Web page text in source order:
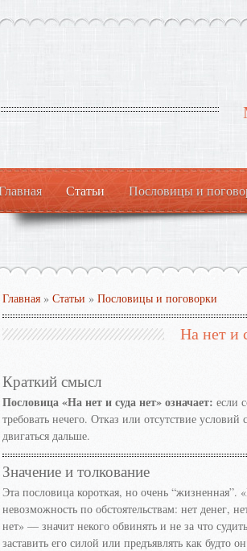
Статьи Пословицы и
Главная » Статьи » Пословицы и поговорки
На нет и
Краткий смысл
Пословица «На нет и суда нет» означает: если
требовать нечего. Отказ или отсутствие
двигаться дальше.
Значение и толкование
Эта пословица короткая, но очень
невозможность по обстоятельствам: нет денег,
нет» — значит некого обвинять и не за что
заставить его силой или предъявлять как будто